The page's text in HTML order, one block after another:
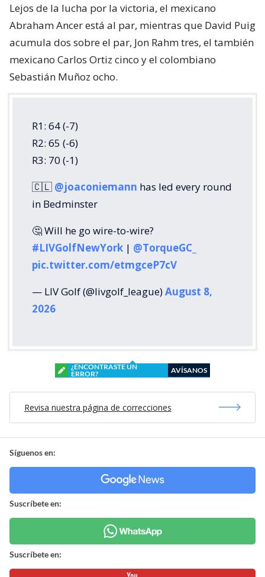
Lejos de la lucha por la victoria, el mexicano
Abraham Ancer está al par, mientras que David Puig
acumula dos sobre el par, Jon Rahm tres, el también
mexicano Carlos Ortiz cinco y el colombiano
Sebastián Muñoz ocho.
R1: 64 (-7)
R2: 65 (-6)
R3: 70 (-1)
🇨🇱 @joaconiemann has led every round
in Bedminster
🤔 Will he go wire-to-wire?
#LIVGolfNewYork | @TorqueGC_
pic.twitter.com/etmgceP7cV
— LIV Golf (@livgolf_league)August 8,
2026
¿ENCONTRASTE UN
ERROR?
AVÍSANOS
Revisa nuestra página de correcciones
Síguenos en:
Suscríbete en:
Suscríbete en: